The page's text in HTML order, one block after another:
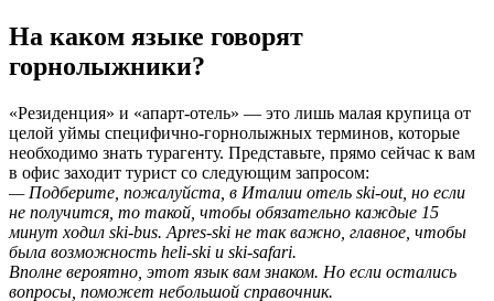
На каком языке говорят
горнолыжники?
«Резиденция» и «апарт-отель» — это лишь малая крупица от
целой уймы специфично-горнолыжных терминов, которые
необходимо знать турагенту. Представьте, прямо сейчас к вам
в офис заходит турист со следующим запросом:
— Подберите, пожалуйста, в Италии отель ski-out, но если
не получится, то такой, чтобы обязательно каждые 15
минут ходил ski-bus. Apres-ski не так важно, главное, чтобы
была возможность heli-ski и ski-safari.
Вполне вероятно, этот язык вам знаком. Но если остались
вопросы, поможет небольшой справочник.